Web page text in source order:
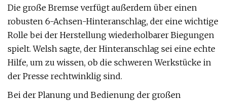
Die große Bremse verfügt außerdem über einen
robusten 6-Achsen-Hinteranschlag, der eine wichtige
Rolle bei der Herstellung wiederholbarer Biegungen
spielt. Welsh sagte, der Hinteranschlag sei eine echte
Hilfe, um zu wissen, ob die schweren Werkstücke in
der Presse rechtwinklig sind.
Bei der Planung und Bedienung der großen